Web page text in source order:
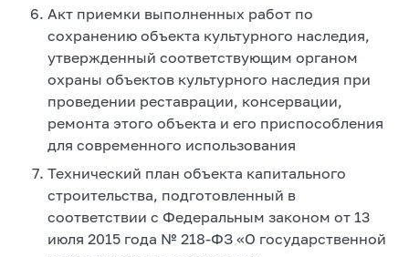
Акт приемки выполненных работ по
сохранению объекта культурного наследия,
утвержденный соответствующим органом
охраны объектов культурного наследия при
проведении реставрации, консервации,
ремонта этого объекта и его приспособления
для современного использования
Технический план объекта капитального
строительства, подготовленный в
соответствии с Федеральным законом от 13
июля 2015 года № 218-ФЗ «О государственной